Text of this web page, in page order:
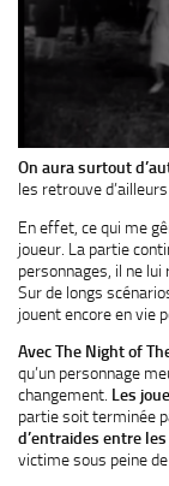
On aura surtout
les retrouve
En effet, ce qui me
joueur. La partie
personnages, il ne lui
Sur de longs
jouent encore en vie
Avec The Night of
qu’un personnage
changement. Les
partie soit terminée
d’entraides entre
victime sous peine